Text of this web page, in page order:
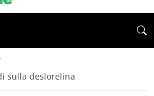
sulla deslorelina